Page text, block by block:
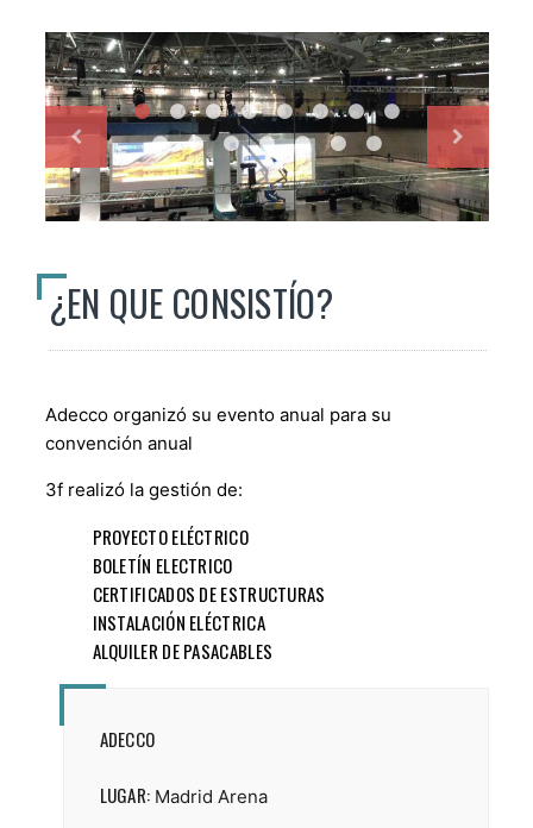
¿EN QUE CONSISTÍO?
Adecco organizó su evento anual para su
convención anual
3f realizó la gestión de:
PROYECTO ELÉCTRICO
BOLETÍN ELECTRICO
CERTIFICADOS DE ESTRUCTURAS
INSTALACIÓN ELÉCTRICA
ALQUILER DE PASACABLES
ADECCO
LUGAR: Madrid Arena